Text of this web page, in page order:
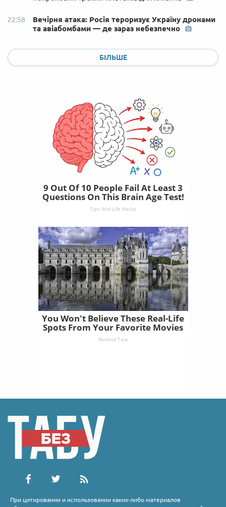
22:58
Вечірня атака: Росія тероризує Україну дронами
та авіабомбами — де зараз небезпечно
БІЛЬШЕ
9 Out Of 10 People Fail At Least 3
Questions On This Brain Age Test!
Tips And Life Hacks
You Won't Believe These Real-Life
Spots From Your Favorite Movies
Rewind Tale
При цитировании и использовании каких-либо материалов